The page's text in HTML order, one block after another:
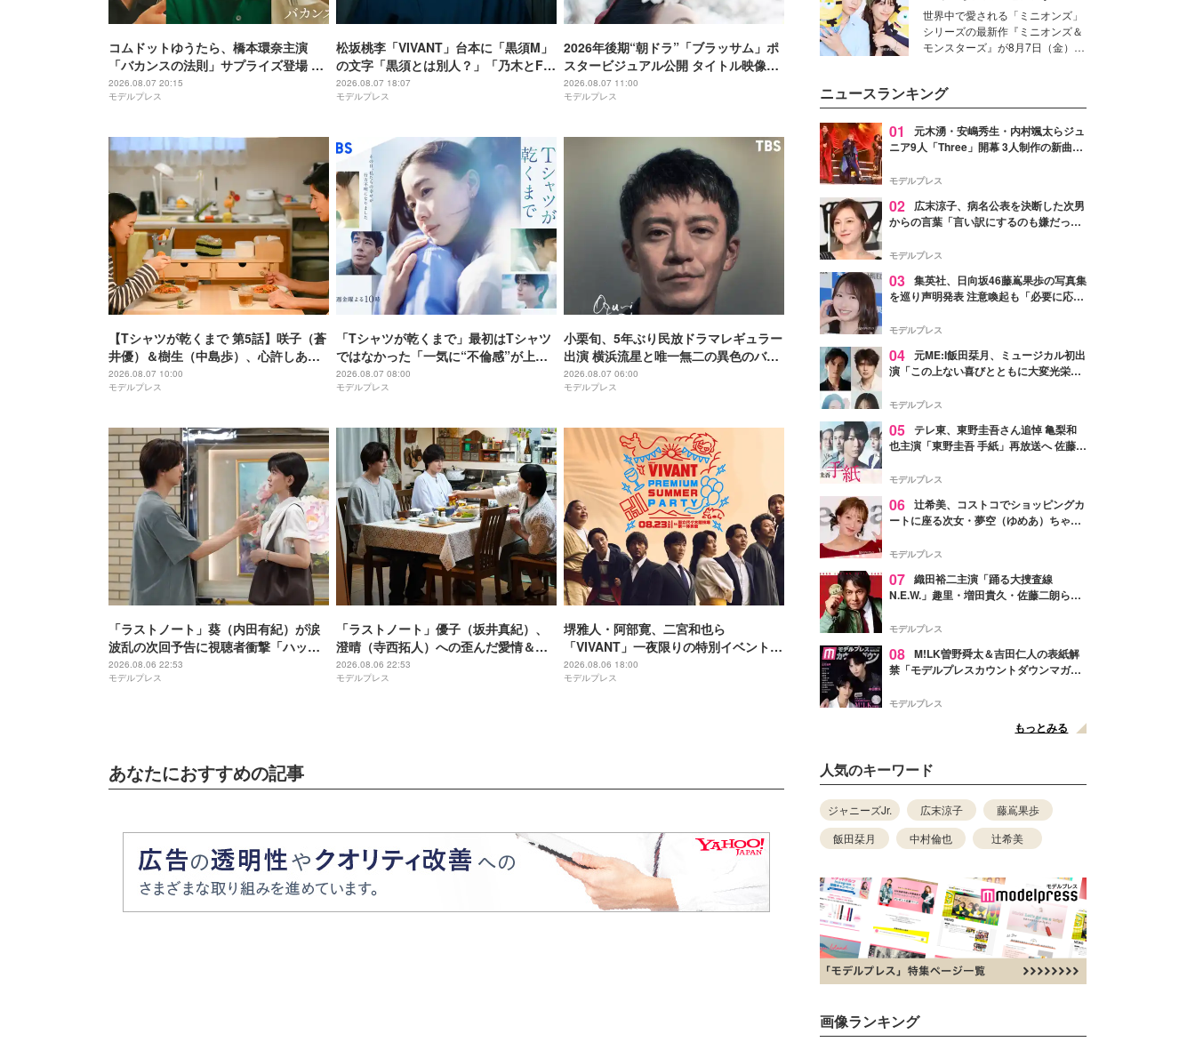
コムドットゆうたら、橋本環奈主演
「バカンスの法則」サプライズ登場 ひ
ゅうがは連ドラ初出演
2026.08.07 20:15
モデルプレス
松坂桃李「VIVANT」台本に「黒須M」
の文字「黒須とは別人？」「乃木とFみ
たいな感じかな？」と考察白熱
2026.08.07 18:07
モデルプレス
2026年後期“朝ドラ”「ブラッサム」ポ
スタービジュアル公開 タイトル映像担
当・ドラマの語りも決定
2026.08.07 11:00
モデルプレス
【Tシャツが乾くまで 第5話】咲子（蒼
井優）＆樹生（中島歩）、心許しあえ
る関係に 事故から一年・新たな章の幕
上がる
2026.08.07 10:00
モデルプレス
「Tシャツが乾くまで」最初はTシャツ
ではなかった「一気に“不倫感”が上が
りませんか？」タイトル決定の裏側＆
物語に仕掛けたユニークな視点【脚本
2026.08.07 08:00
モデルプレス
小栗旬、5年ぶり民放ドラマレギュラー
出演 横浜流星と唯一無二の異色のバデ
ィで初共演【LOST10】
2026.08.07 06:00
モデルプレス
「ラストノート」葵（内田有紀）が涙
波乱の次回予告に視聴者衝撃「ハッピ
ーエンドに進むのかと思ったのに」
「不穏すぎる」【ネタバレあり】
2026.08.06 22:53
モデルプレス
「ラストノート」優子（坂井真紀）、
澄晴（寺西拓人）への歪んだ愛情＆執
着浮き彫りに「完全にホラー」「目に
光がない」【ネタバレあり】
2026.08.06 22:53
モデルプレス
堺雅人・阿部寛、二宮和也ら
「VIVANT」一夜限りの特別イベント出
演者11人解禁
2026.08.06 18:00
モデルプレス
あなたにおすすめの記事
Capturing Skin（ウォーターキャ
プチャリングスキン：捕水肌）」
技術を、花王が構築した。
ズ』の魅力熱弁 ハチャメチャ
だけじゃない“友情と絆”に感
動
世界中で愛される「ミニオンズ」
シリーズの最新作『ミニオンズ＆
モンスターズ』が8月7日（金）に
デルの宮城舞と島村雄大の特別対
談をお届け！それぞれの視点か
ら、今作ならではの魅力や予想外
の感動をもたらす奥深いストーリ
た。
ニュースランキング
01
元木湧・安嶋秀生・内村颯太らジュ
ニア9人「Three」開幕 3人制作の新曲＆
進んで夢を掴みたい」【ゲネプロレポ】
モデルプレス
02
広末涼子、病名公表を決断した次男
からの言葉「言い訳にするのも嫌だっ
モデルプレス
03 集英社、日向坂46藤嶌果歩の写真集
を巡り声明発表 注意喚起も「必要に応じ
モデルプレス
04 元ME:I飯田栞月、ミュージカル初出
演「この上ない喜びとともに大変光栄」
ャスト発表
モデルプレス
05 テレ東、東野圭吾さん追悼 亀梨和
也主演「東野圭吾 手紙」再放送へ 佐藤隆
モデルプレス
06 辻希美、コストコでショッピングカ
ートに座る次女・夢空（ゆめあ）ちゃん
ぎ」「成長を感じる」の声
モデルプレス
07 織田裕二主演「踊る大捜査線
N.E.W.」趣里・増田貴久・佐藤二朗ら新
徴する“謎のキーワード”も
モデルプレス
08 M!LK曽野舜太＆吉田仁人の表紙解
禁「モデルプレスカウントダウンマガジ
モデルプレス
もっとみる
人気のキーワード
ジャニーズJr. 広末涼子
藤嶌果歩
飯田栞月
中村倫也 辻希美
画像ランキング